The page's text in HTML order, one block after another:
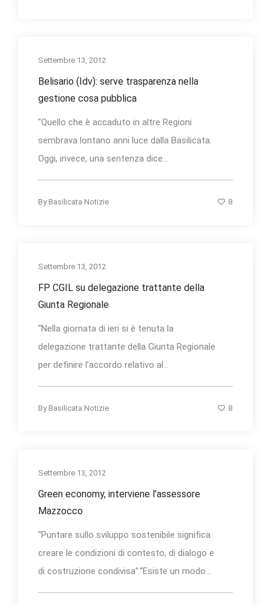
Settembre 13, 2012
Belisario (Idv): serve trasparenza nella
gestione cosa pubblica
"Quello che è accaduto in altre Regioni
sembrava lontano anni luce dalla Basilicata.
Oggi, invece, una sentenza dice...
By Basilicata Notizie 8
Settembre 13, 2012
FP CGIL su delegazione trattante della
Giunta Regionale
“Nella giornata di ieri si è tenuta la
delegazione trattante della Giunta Regionale
per definire l’accordo relativo al...
By Basilicata Notizie 8
Settembre 13, 2012
Green economy, interviene l’assessore
Mazzocco
“Puntare sullo sviluppo sostenibile significa
creare le condizioni di contesto, di dialogo e
di costruzione condivisa”.“Esiste un modo...